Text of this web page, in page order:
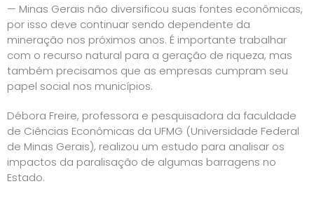
— Minas Gerais não diversificou suas fontes econômicas,
por isso deve continuar sendo dependente da
mineração nos próximos anos. É importante trabalhar
com o recurso natural para a geração de riqueza, mas
também precisamos que as empresas cumpram seu
papel social nos municípios.
Débora Freire, professora e pesquisadora da faculdade
de Ciências Econômicas da UFMG (Universidade Federal
de Minas Gerais), realizou um estudo para analisar os
impactos da paralisação de algumas barragens no
Estado.